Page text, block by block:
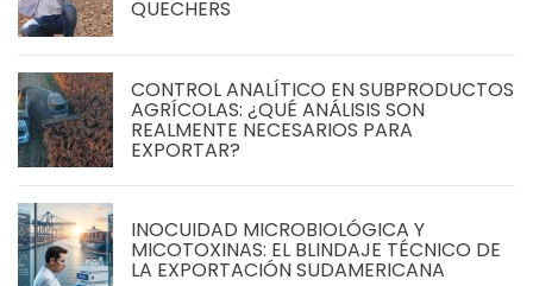
QUECHERS
CONTROL ANALÍTICO EN SUBPRODUCTOS
AGRÍCOLAS: ¿QUÉ ANÁLISIS SON
REALMENTE NECESARIOS PARA
EXPORTAR?
INOCUIDAD MICROBIOLÓGICA Y
MICOTOXINAS: EL BLINDAJE TÉCNICO DE
LA EXPORTACIÓN SUDAMERICANA